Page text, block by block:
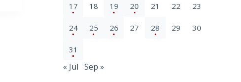
17 18 19 20 21 22 23
24 25 26 27 28 29 30
31
« Jul Sep »